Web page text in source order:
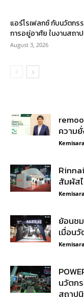
แอร์โรเฟลกซ์ กับนวัตก
การอยู่อาศัย ในงานสถา
August 3, 2026
ความ
Kemisara
สัมผัส
Kemisara
ย้อนช
เมื่อน
Kemisara
นวัตก
สถาป